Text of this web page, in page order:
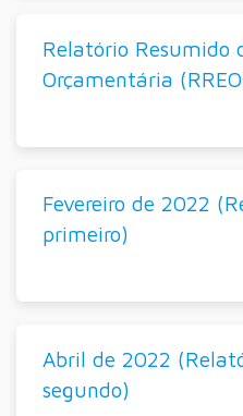
Relatório Resumido
Orçamentária
Fevereiro de 2022
primeiro)
Abril de 2022
segundo)